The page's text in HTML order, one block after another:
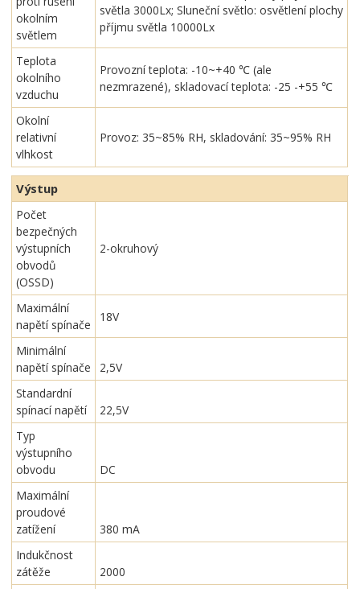
okolním
světlem
světla 3000Lx; Sluneční světlo: osvětlení plochy
příjmu světla 10000Lx
Teplota
okolního
vzduchu
Provozní teplota: -10~+40 ℃ (ale
nezmrazené), skladovací teplota: -25 -+55 ℃
Okolní
relativní
vlhkost
Provoz: 35~85% RH, skladování: 35~95% RH
Výstup
Počet
bezpečných
výstupních
obvodů
(OSSD)
2-okruhový
Maximální
napětí spínače
18V
Minimální
napětí spínače
2,5V
Standardní
spínací napětí
22,5V
Typ
výstupního
obvodu
DC
Maximální
proudové
zatížení
380 mA
Indukčnost
zátěže
2000